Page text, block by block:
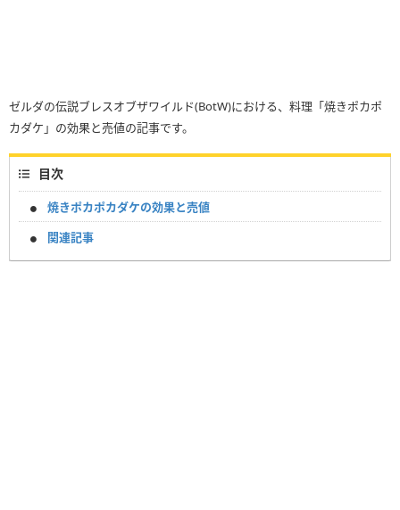
ゼルダの伝説ブレスオブザワイルド(BotW)における、料理「焼きポカポ
カダケ」の効果と売値の記事です。
目次
焼きポカポカダケの効果と売値
関連記事